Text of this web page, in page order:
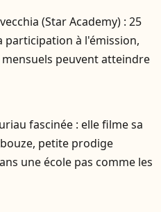
(Star Academy) : 25
participation à l'émission,
mensuels peuvent atteindre
fascinée : elle filme sa
petite prodige
une école pas comme les